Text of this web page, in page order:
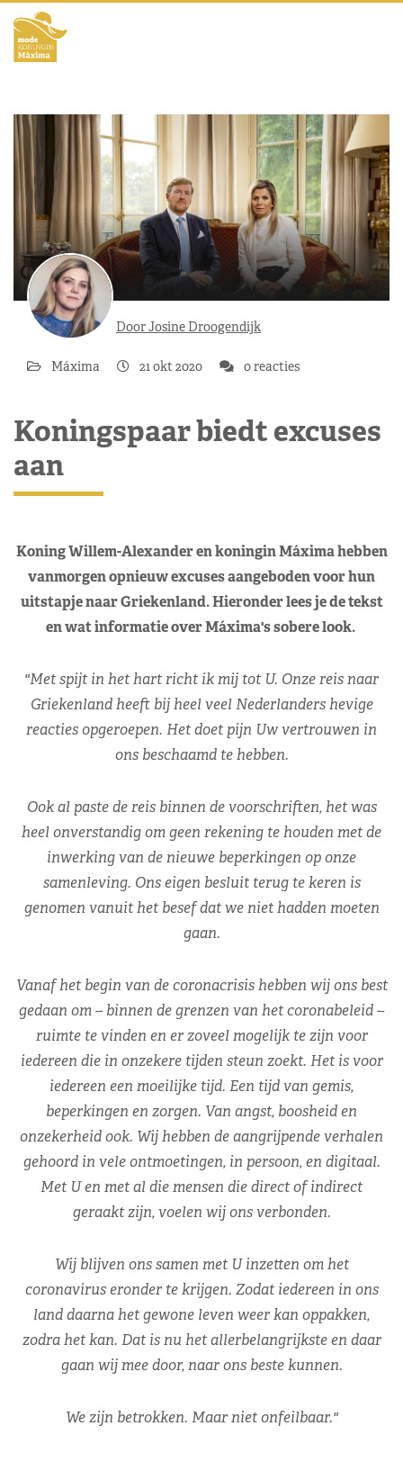
Door Josine Droogendijk
Máxima 21 okt 2020 0 reacties
Koningspaar biedt excuses
aan
Koning Willem-Alexander en koningin Máxima hebben
vanmorgen opnieuw excuses aangeboden voor hun
uitstapje naar Griekenland. Hieronder lees je de tekst
en wat informatie over Máxima's sobere look.
"Met spijt in het hart richt ik mij tot U. Onze reis naar
Griekenland heeft bij heel veel Nederlanders hevige
reacties opgeroepen. Het doet pijn Uw vertrouwen in
ons beschaamd te hebben.
Ook al paste de reis binnen de voorschriften, het was
heel onverstandig om geen rekening te houden met de
inwerking van de nieuwe beperkingen op onze
samenleving. Ons eigen besluit terug te keren is
genomen vanuit het besef dat we niet hadden moeten
gaan.
Vanaf het begin van de coronacrisis hebben wij ons best
gedaan om – binnen de grenzen van het coronabeleid –
ruimte te vinden en er zoveel mogelijk te zijn voor
iedereen die in onzekere tijden steun zoekt. Het is voor
iedereen een moeilijke tijd. Een tijd van gemis,
beperkingen en zorgen. Van angst, boosheid en
onzekerheid ook. Wij hebben de aangrijpende verhalen
gehoord in vele ontmoetingen, in persoon, en digitaal.
Met U en met al die mensen die direct of indirect
geraakt zijn, voelen wij ons verbonden.
Wij blijven ons samen met U inzetten om het
coronavirus eronder te krijgen. Zodat iedereen in ons
land daarna het gewone leven weer kan oppakken,
zodra het kan. Dat is nu het allerbelangrijkste en daar
gaan wij mee door, naar ons beste kunnen.
We zijn betrokken. Maar niet onfeilbaar."